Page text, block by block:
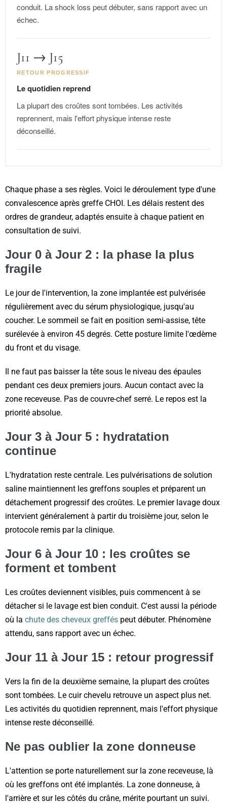
conduit. La shock loss peut débuter, sans rapport avec un
échec.
J11 → J15
RETOUR PROGRESSIF
Le quotidien reprend
La plupart des croûtes sont tombées. Les activités
reprennent, mais l'effort physique intense reste
déconseillé.
Chaque phase a ses règles. Voici le déroulement type d'une
convalescence après greffe CHOI. Les délais restent des
ordres de grandeur, adaptés ensuite à chaque patient en
consultation de suivi.
Jour 0 à Jour 2 : la phase la plus
fragile
Le jour de l'intervention, la zone implantée est pulvérisée
régulièrement avec du sérum physiologique, jusqu'au
coucher. Le sommeil se fait en position semi-assise, tête
surélevée à environ 45 degrés. Cette posture limite l'œdème
du front et du visage.
Il ne faut pas baisser la tête sous le niveau des épaules
pendant ces deux premiers jours. Aucun contact avec la
zone receveuse. Pas de couvre-chef serré. Le repos est la
priorité absolue.
Jour 3 à Jour 5 : hydratation
continue
L'hydratation reste centrale. Les pulvérisations de solution
saline maintiennent les greffons souples et préparent un
détachement progressif des croûtes. Le premier lavage doux
intervient généralement à partir du troisième jour, selon le
protocole remis par la clinique.
Jour 6 à Jour 10 : les croûtes se
forment et tombent
Les croûtes deviennent visibles, puis commencent à se
détacher si le lavage est bien conduit. C'est aussi la période
où la chute des cheveux greffés peut débuter. Phénomène
attendu, sans rapport avec un échec.
Jour 11 à Jour 15 : retour progressif
Vers la fin de la deuxième semaine, la plupart des croûtes
sont tombées. Le cuir chevelu retrouve un aspect plus net.
Les activités du quotidien reprennent, mais l'effort physique
intense reste déconseillé.
Ne pas oublier la zone donneuse
L'attention se porte naturellement sur la zone receveuse, là
où les greffons ont été implantés. La zone donneuse, à
l'arrière et sur les côtés du crâne, mérite pourtant un suivi.